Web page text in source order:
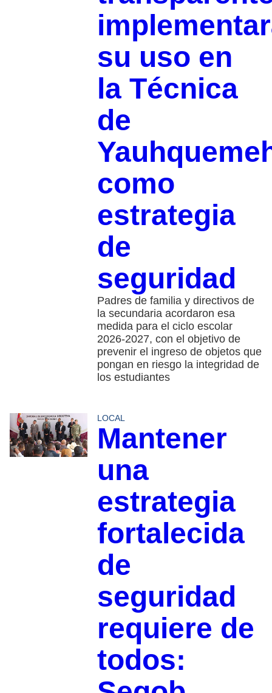
su uso en
la Técnica
de
como
estrategia
de
seguridad
Padres de familia y directivos de
la secundaria acordaron esa
medida para el ciclo escolar
2026-2027, con el objetivo de
prevenir el ingreso de objetos que
pongan en riesgo la integridad de
los estudiantes
LOCAL
Mantener
una
estrategia
fortalecida
de
seguridad
requiere de
todos: